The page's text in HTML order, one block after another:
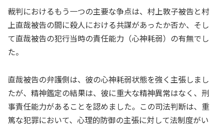
裁判におけるもう一つの主要な争点は、村上敦子被告と村
上直哉被告の間に殺人における共謀があったか否か、そし
て直哉被告の犯行当時の責任能力（心神耗弱）の有無でし
た。
直哉被告の弁護側は、彼の心神耗弱状態を強く主張しまし
たが、精神鑑定の結果は、彼に重大な精神異常はなく、刑
事責任能力があることを認めました。この司法判断は、重
篤な犯罪において、心理的防御の主張に対して法制度がい